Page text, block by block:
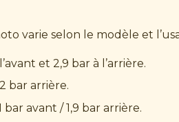
varie selon le modèle et
et 2,9 bar à l’arrière.
bar arrière.
bar avant / 1,9 bar arrière.